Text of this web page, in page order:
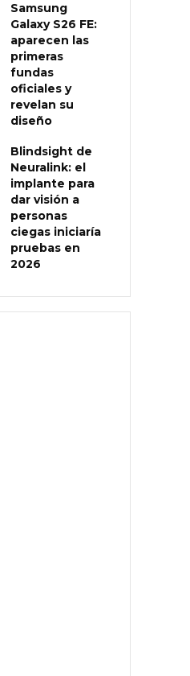
Samsung
Galaxy S26 FE:
aparecen las
primeras
fundas
oficiales y
revelan su
diseño
Blindsight de
Neuralink: el
implante para
dar visión a
personas
ciegas iniciaría
pruebas en
2026